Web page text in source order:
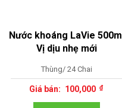
Nước khoáng LaVie 500ml
Vị dịu nhẹ mới
Thùng/ 24 Chai
100,000